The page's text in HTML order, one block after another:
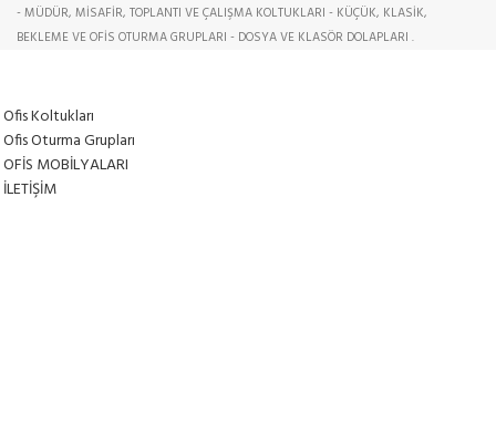
- MÜDÜR, MİSAFİR, TOPLANTI VE ÇALIŞMA KOLTUKLARI - KÜÇÜK, KLASİK,
BEKLEME VE OFİS OTURMA GRUPLARI - DOSYA VE KLASÖR DOLAPLARI .
Ofis Koltukları
Ofis Oturma Grupları
OFİS MOBİLYALARI
İLETİŞİM